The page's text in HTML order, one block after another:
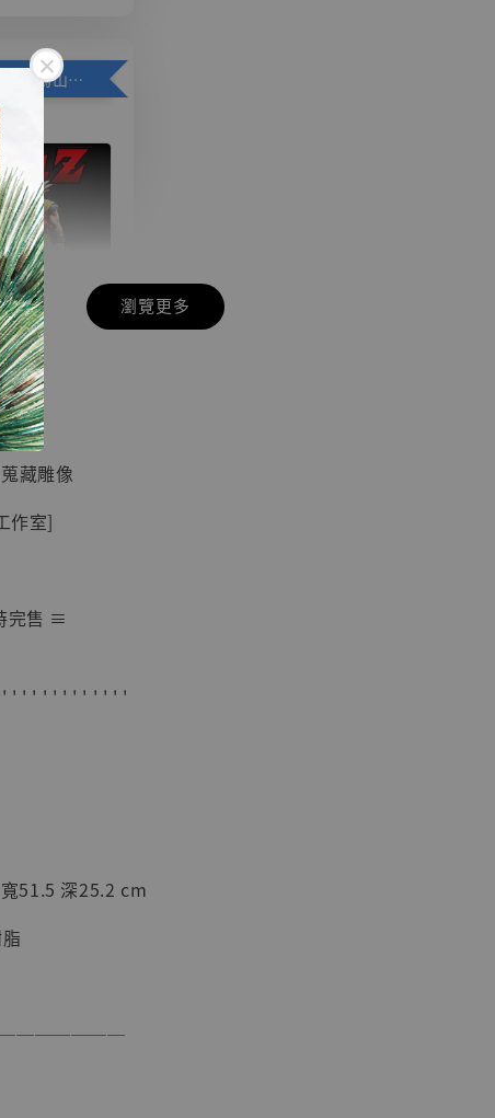
加購優惠【悟空 鳥山明紀念款 [奇蹟工作室]】
現貨】七龍珠
藏雕像 悟空
念款 [奇蹟
-
瀏覽更多
藏雕像
作室]
完售 ≡
' ' ' ' ' ' ' ' ' ' ' '
51.5 深25.2 cm